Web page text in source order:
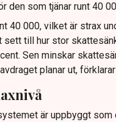
den som tjänar runt 40
40 000, vilket är strax
till hur stor
Sen minskar
planar ut,
är uppbyggt som